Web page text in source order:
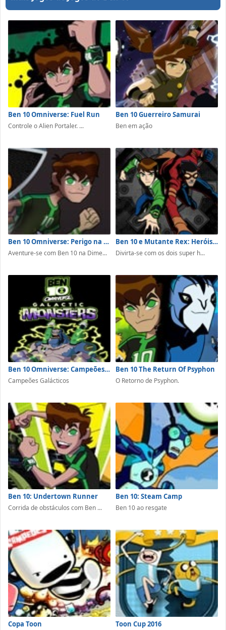
Ben 10 Omniverse: Fuel Run
Controle o Alien Portaler. ...
Ben 10 Guerreiro Samurai
Ben em ação
Ben 10 Omniverse: Perigo na Dimensão 12
Aventure-se com Ben 10 na Dime...
Ben 10 e Mutante Rex: Heróis Unidos
Divirta-se com os dois super h...
Ben 10 Omniverse: Campeões Galácticos
Campeões Galácticos
Ben 10 The Return Of Psyphon
O Retorno de Psyphon.
Ben 10: Undertown Runner
Corrida de obstáculos com Ben ...
Ben 10: Steam Camp
Ben 10 ao resgate
Copa Toon Toon Cup 2016